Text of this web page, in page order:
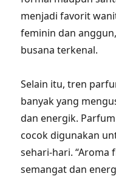
menjadi favorit
feminin dan
busana terkenal.
Selain itu, tren
banyak yang
dan energik.
cocok digunakan
sehari-hari.
semangat dan